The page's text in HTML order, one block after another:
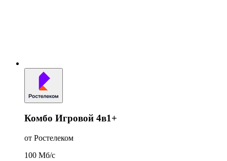
Комбо Игровой 4в1+
от Ростелеком
100 Мб/c